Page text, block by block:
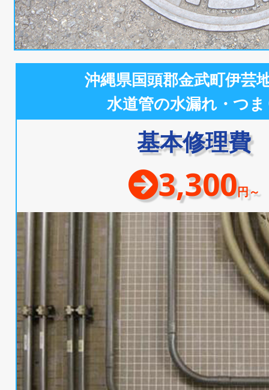
沖縄県国頭郡金武町伊芸
水道管の水漏れ・つ
基本修理費
3,300円～